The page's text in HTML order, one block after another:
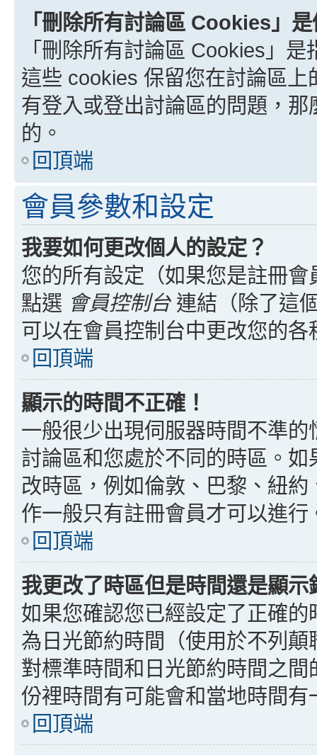
「刪除所有討論區 Cookies」
「刪除所有討論區 Cookies」
這些 cookies 保留您在討論區
有登入或登出討論區的問題，
的。
回頂端
會員參數和設定
我要如何更改個人的設定？
您的所有設定（如果您是註冊
點選 會員控制台連結（除了這
可以在會員控制台中更改您的各
回頂端
顯示的時間不正確！
一般很少出現伺服器時間不準
討論區和您處於不同的時區。
改時區，例如倫敦、巴黎、紐
作一般只有註冊會員才可以進
回頂端
我更改了時區但是時間還是顯示
如果您確認您已經設定了正確
為日光節約時間（使用於不列
對標準時間和日光節約時間之
份裡時間有可能會和當地時間
回頂端